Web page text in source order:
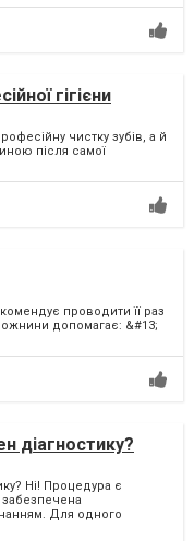
гігієни
чистку зубів, а й
після самої
проводити її раз
допомагає: &#13;
діагностику?
Ні! Процедура є
Для одного